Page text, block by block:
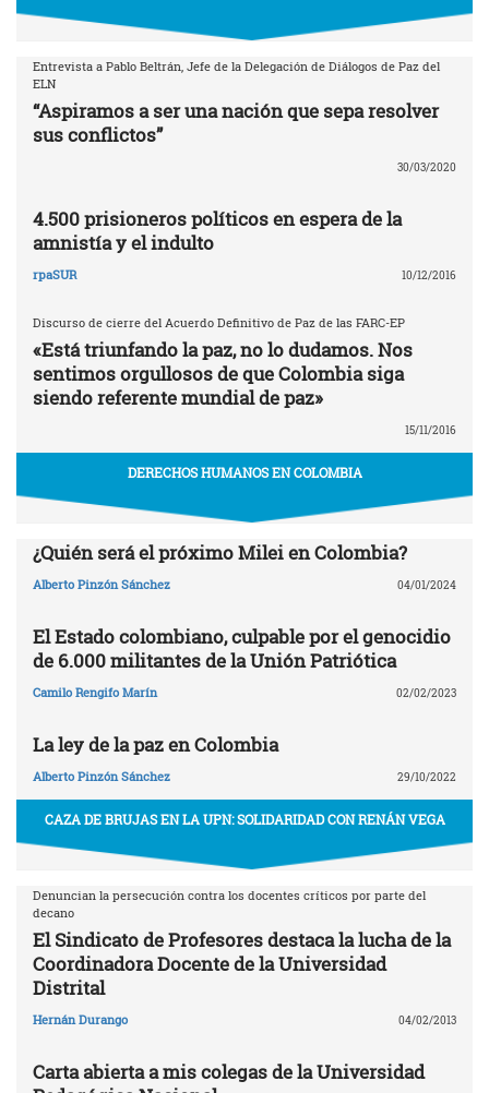
Entrevista a Pablo Beltrán, Jefe de la Delegación de Diálogos de Paz del
ELN
“Aspiramos a ser una nación que sepa resolver
sus conflictos”
30/03/2020
4.500 prisioneros políticos en espera de la
amnistía y el indulto
rpaSUR 10/12/2016
Discurso de cierre del Acuerdo Definitivo de Paz de las FARC-EP
«Está triunfando la paz, no lo dudamos. Nos
sentimos orgullosos de que Colombia siga
siendo referente mundial de paz»
15/11/2016
DERECHOS HUMANOS EN COLOMBIA
¿Quién será el próximo Milei en Colombia?
Alberto Pinzón Sánchez 04/01/2024
El Estado colombiano, culpable por el genocidio
de 6.000 militantes de la Unión Patriótica
Camilo Rengifo Marín 02/02/2023
La ley de la paz en Colombia
Alberto Pinzón Sánchez 29/10/2022
CAZA DE BRUJAS EN LA UPN: SOLIDARIDAD CON RENÁN VEGA
Denuncian la persecución contra los docentes críticos por parte del
decano
El Sindicato de Profesores destaca la lucha de la
Coordinadora Docente de la Universidad
Distrital
Hernán Durango 04/02/2013
Carta abierta a mis colegas de la Universidad